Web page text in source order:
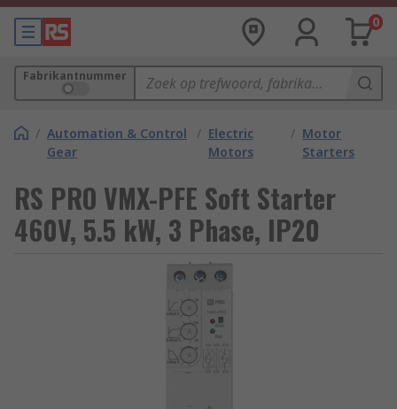
0
Fabrikantnummer
/ Automation & Control
Gear
/ Electric
Motors
/ Motor
Starters
RS PRO VMX-PFE Soft Starter
460V, 5.5 kW, 3 Phase, IP20